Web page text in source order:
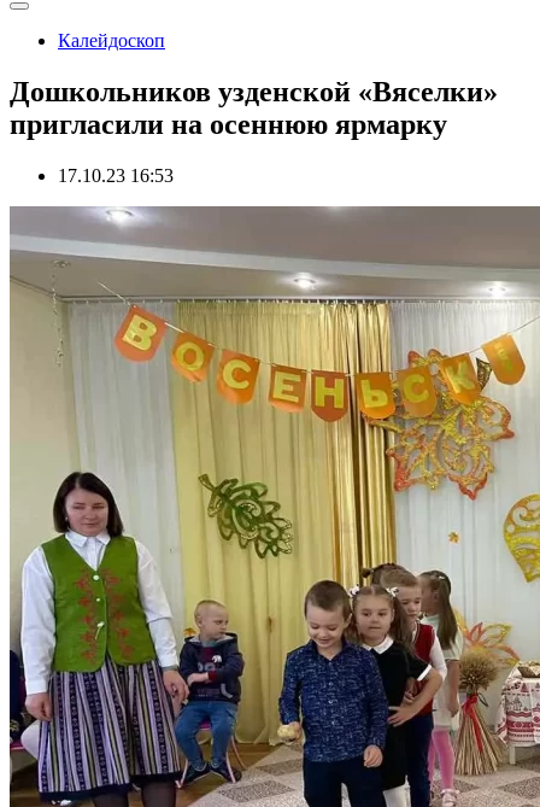
Калейдоскоп
Дошкольников узденской «Вяселки»
пригласили на осеннюю ярмарку
17.10.23 16:53